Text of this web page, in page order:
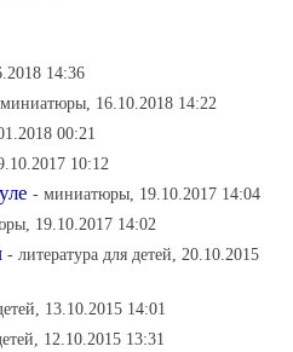
14:36
16.10.2018 14:22
00:21
10:12
- миниатюры, 19.10.2017 14:04
19.10.2017 14:02
- литература для детей, 20.10.2015
13.10.2015 14:01
12.10.2015 13:31